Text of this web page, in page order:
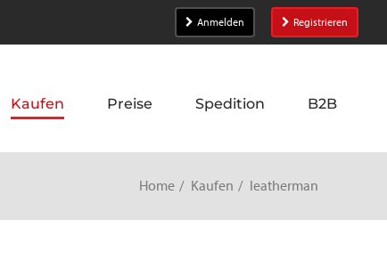
Anmelden Registrieren
Kaufen Preise Spedition B2B
Home Kaufen leatherman